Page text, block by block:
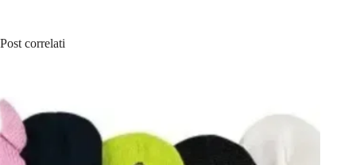
Post correlati